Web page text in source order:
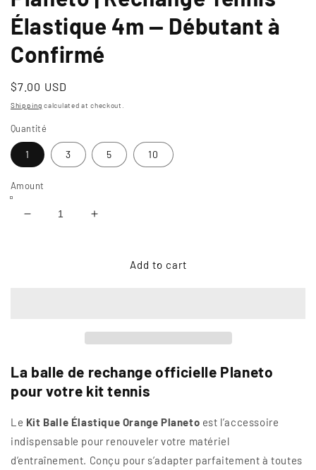
Élastique 4m — Débutant à
Confirmé
Usual
price
$7.00 USD
Shipping calculated at checkout.
Quantité
1 3 5 10
Amount
Reduce
Tennis
4m
Débutant
à
Confirmé
Increase
Tennis
Élastique
4m
Débutant
à
Confirmé
Add to cart
La balle de rechange officielle Planeto
pour votre kit tennis
Le Kit Balle Élastique Orange Planeto est l’accessoire
indispensable pour renouveler votre matériel
d’entraînement. Conçu pour s’adapter parfaitement à toutes